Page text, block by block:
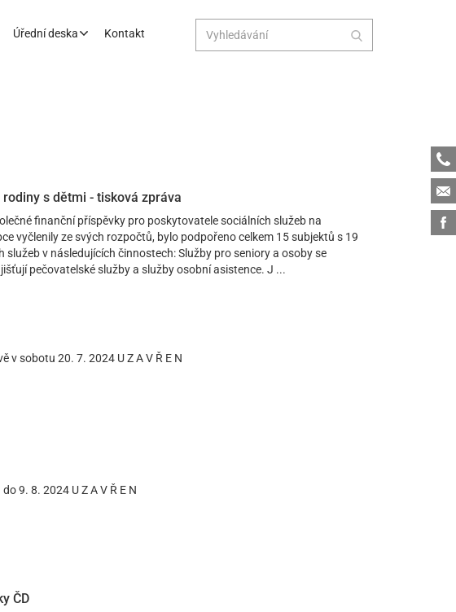
Úřední deska Kontakt
s dětmi - tisková zpráva
finanční příspěvky pro poskytovatele sociálních služeb na
vyčlenily ze svých rozpočtů, bylo podpořeno celkem 15 subjektů s 19
v následujících činnostech: Služby pro seniory a osoby se
pečovatelské služby a služby osobní asistence. J ...
v sobotu 20. 7. 2024 U Z A V Ř E N
9. 8. 2024 U Z A V Ř E N
ČD